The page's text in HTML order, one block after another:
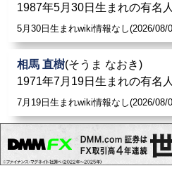
1987年5月30日生まれの有名
5月30日生まれwiki情報なし(2026/08/
相馬 直樹(そうま なおき)
1971年7月19日生まれの有名
7月19日生まれwiki情報なし(2026/08/